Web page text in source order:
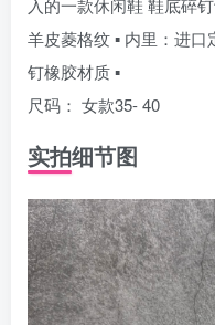
入的一款休闲鞋 鞋底碎
羊皮菱格纹 ▪️ 内里：进
钉橡胶材质 ▪️
尺码： 女款35- 40
实拍细节图